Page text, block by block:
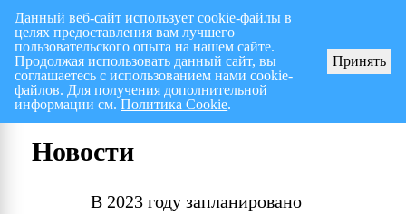
Перспективный план работ на I полугодие 2026 г.
Новости
В 2023 году запланировано
Данный веб-сайт использует cookie-файлы в
целях предоставления вам лучшего
пользовательского опыта на нашем сайте.
Продолжая использовать данный сайт, вы
соглашаетесь с использованием нами cookie-
файлов. Для получения дополнительной
информации см.Политика Cookie.
Принять